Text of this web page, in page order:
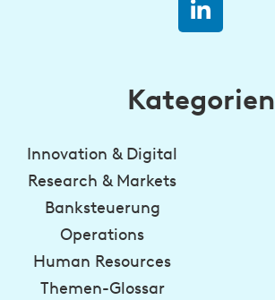
Kategorien
Innovation & Digital
Research & Markets
Banksteuerung
Operations
Human Resources
Themen-Glossar